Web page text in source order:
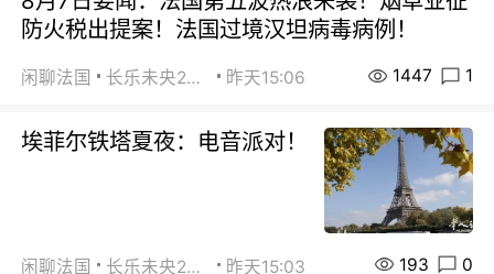
防火税出提案！法国过境汉坦病毒病例！
闲聊法国 长乐未央2015 昨天15:06 1447 1
埃菲尔铁塔夏夜：电音派对！
闲聊法国 长乐未央2015 昨天15:03 193 0